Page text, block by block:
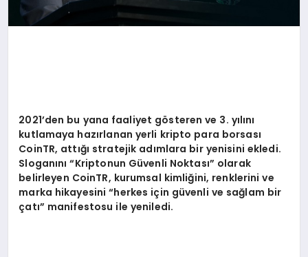
2021’den bu yana faaliyet gösteren ve 3. yılını
kutlamaya hazırlanan yerli kripto para borsası
CoinTR, attığı stratejik adımlara bir yenisini ekledi.
Sloganını “Kriptonun Güvenli Noktası” olarak
belirleyen CoinTR, kurumsal kimliğini, renklerini ve
marka hikayesini“herkes için güvenli ve sağlam bir
çatı” manifestosu ile yeniledi.